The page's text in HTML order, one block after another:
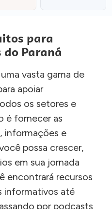
para
do Paraná
vasta gama de
apoiar
os setores e
é fornecer as
, informações e
possa crescer,
em sua jornada
encontrará recursos
informativos até
por podcasts